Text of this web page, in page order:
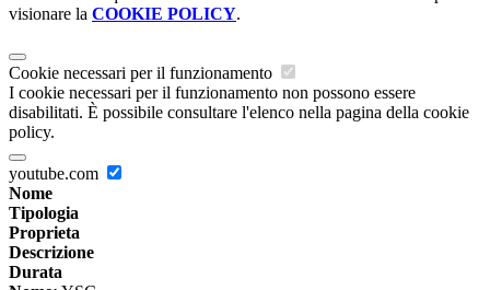
visionare la COOKIE POLICY.
Cookie necessari per il funzionamento
I cookie necessari per il funzionamento non possono essere
disabilitati. È possibile consultare l'elenco nella pagina della cookie
policy.
youtube.com
Nome
Tipologia
Proprieta
Descrizione
Durata